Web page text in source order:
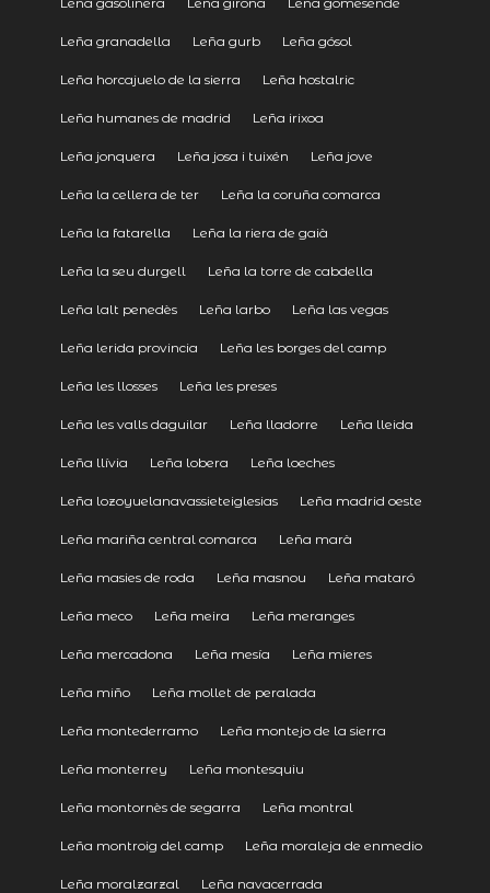
Leña granadella Leña gurb Leña gósol
Leña horcajuelo de la sierra Leña hostalric
Leña humanes de madrid Leña irixoa
Leña jonquera Leña josa i tuixén Leña jove
Leña la cellera de ter Leña la coruña comarca
Leña la fatarella Leña la riera de gaià
Leña la seu durgell Leña la torre de cabdella
Leña lalt penedès Leña larbo Leña las vegas
Leña lerida provincia Leña les borges del camp
Leña les llosses Leña les preses
Leña les valls daguilar Leña lladorre Leña lleida
Leña llívia Leña lobera Leña loeches
Leña lozoyuelanavassieteiglesias Leña madrid oeste
Leña mariña central comarca Leña marà
Leña masies de roda Leña masnou Leña mataró
Leña meco Leña meira Leña meranges
Leña mercadona Leña mesía Leña mieres
Leña miño Leña mollet de peralada
Leña montederramo Leña montejo de la sierra
Leña monterrey Leña montesquiu
Leña montornès de segarra Leña montral
Leña montroig del camp Leña moraleja de enmedio
Leña moralzarzal Leña navacerrada